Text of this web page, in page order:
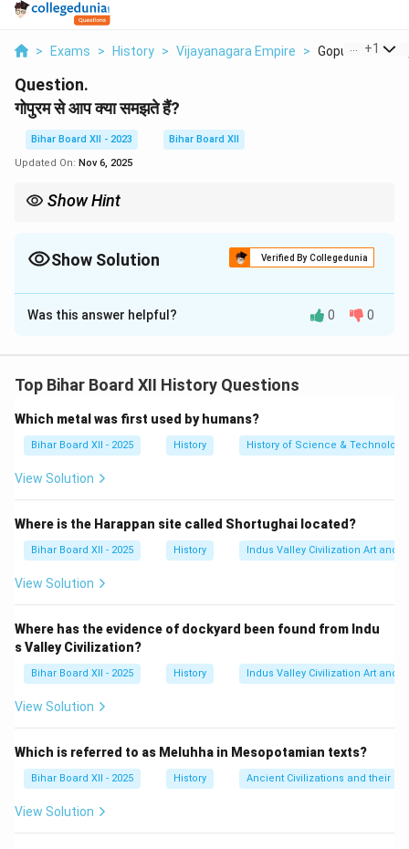
> Exams > History > Vijayanagara Empire > Gopuram Se
+1
Question.
गोपुरम से आप क्या समझते हैं?
Bihar Board XII - 2023
Bihar Board XII
Updated On: Nov 6, 2025
Show Hint
Show Solution Verified By Collegedunia
Solution and Explanation
Step 1: Understanding the Concept:
Step 2: Detailed Explanation:
'गोपुरम' दक्षिण भारत में, विशेष रूप से द्रविड़ शैली में बने हिंदू मंदिरों के
प्रवेश द्वार पर स्थित एक स्मारकीय और अलंकृत मीनार (टावर) है।
रूप में कार्य करता है।
विशेषताएँ:गोपुरम आमतौर पर आयताकार होते हैं और ऊपर की ओर
संकरे होते जाते हैं। इनकी बाहरी सतह पर देवी-देवताओं, पौराणिक
कथाओं के दृश्यों की विस्तृत मूर्तियां और नक्काशी होती है।
अधिक प्रभावशाली दिखने लगे, जो मंदिर की शक्ति और समृद्धि का
प्रतीक बन गए।
Step 3: Final Answer:
है, जो मंदिर की वास्तुकला का एक प्रमुख तत्व है।
Was this answer helpful? 0 0
Top Bihar Board XII History Questions
Which metal was first used by humans?
Bihar Board XII - 2025 History History of Science &
View Solution
Where is the Harappan site called Shortughai located?
Bihar Board XII - 2025 History Indus Valley Civilization Art and
View Solution
Where has the evidence of dockyard been found from Indu
s Valley Civilization?
Bihar Board XII - 2025 History Indus Valley Civilization Art and
View Solution
Which is referred to as Meluhha in Mesopotamian texts?
Bihar Board XII - 2025 History Ancient Civilizations and their
View Solution